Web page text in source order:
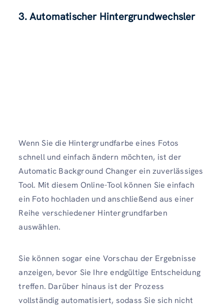
3. Automatischer Hintergrundwechsler
Wenn Sie die Hintergrundfarbe eines Fotos
schnell und einfach ändern möchten, ist der
Automatic Background Changer ein zuverlässiges
Tool. Mit diesem Online-Tool können Sie einfach
ein Foto hochladen und anschließend aus einer
Reihe verschiedener Hintergrundfarben
auswählen.
Sie können sogar eine Vorschau der Ergebnisse
anzeigen, bevor Sie Ihre endgültige Entscheidung
treffen. Darüber hinaus ist der Prozess
vollständig automatisiert, sodass Sie sich nicht